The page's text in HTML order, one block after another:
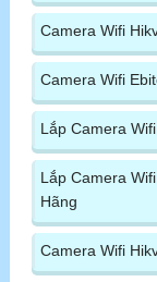
Camera Wifi
Camera Wifi
Lắp Camera
Lắp Camera
Hãng
Camera Wifi